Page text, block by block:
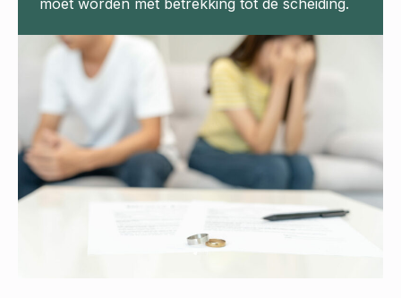
moet worden met betrekking tot de scheiding.